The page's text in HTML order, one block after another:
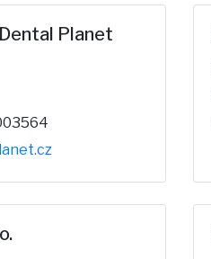
Planet